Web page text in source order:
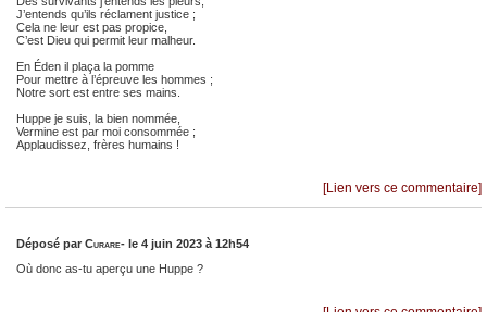
J’entends qu’ils réclament justice ;
Cela ne leur est pas propice,
C’est Dieu qui permit leur malheur.
En Éden il plaça la pomme
Pour mettre à l’épreuve les hommes ;
Notre sort est entre ses mains.
Huppe je suis, la bien nommée,
Vermine est par moi consommée ;
Applaudissez, frères humains !
[Lien vers ce commentaire]
Déposé par Curare- le 4 juin 2023 à 12h54
Où donc as-tu aperçu une Huppe ?